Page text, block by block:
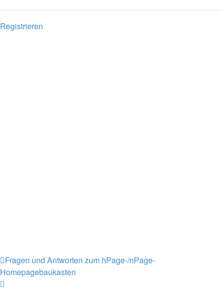
Registrieren
Fragen und Antworten zum hPage-/nPage-
Homepagebaukasten